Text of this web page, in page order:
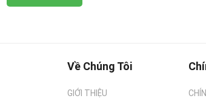
Về Chúng Tôi
GIỚI THIỆU